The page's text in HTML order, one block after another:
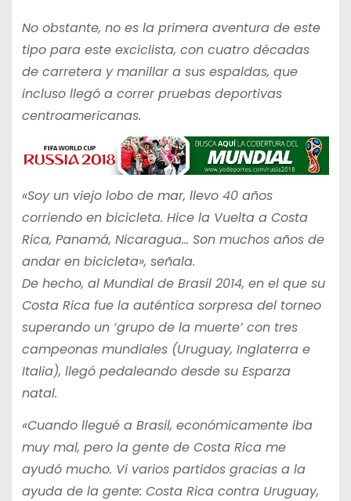
No obstante, no es la primera aventura de este
tipo para este exciclista, con cuatro décadas
de carretera y manillar a sus espaldas, que
incluso llegó a correr pruebas deportivas
centroamericanas.
«Soy un viejo lobo de mar, llevo 40 años
corriendo en bicicleta. Hice la Vuelta a Costa
Rica, Panamá, Nicaragua… Son muchos años de
andar en bicicleta», señala.
De hecho, al Mundial de Brasil 2014, en el que su
Costa Rica fue la auténtica sorpresa del torneo
superando un ‘grupo de la muerte’ con tres
campeonas mundiales (Uruguay, Inglaterra e
Italia), llegó pedaleando desde su Esparza
natal.
«Cuando llegué a Brasil, económicamente iba
muy mal, pero la gente de Costa Rica me
ayudó mucho. Vi varios partidos gracias a la
ayuda de la gente: Costa Rica contra Uruguay,